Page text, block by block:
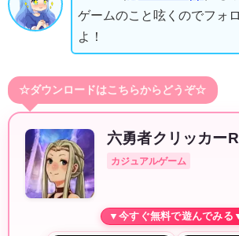
ゲームのこと呟くのでフォ
よ！
☆ダウンロードはこちらからどうぞ☆
六勇者クリッカー
カジュアルゲーム